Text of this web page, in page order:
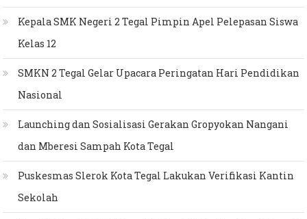
Kepala SMK Negeri 2 Tegal Pimpin Apel Pelepasan Siswa
Kelas 12
SMKN 2 Tegal Gelar Upacara Peringatan Hari Pendidikan
Nasional
Launching dan Sosialisasi Gerakan Gropyokan Nangani
dan Mberesi Sampah Kota Tegal
Puskesmas Slerok Kota Tegal Lakukan Verifikasi Kantin
Sekolah